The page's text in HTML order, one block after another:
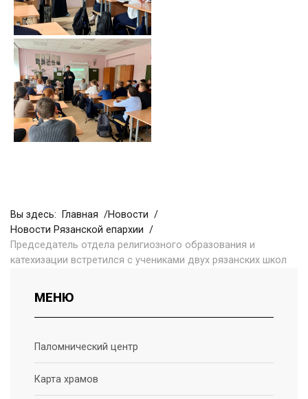
Вы здесь: Главная
Новости
Новости Рязанской епархии
Председатель отдела религиозного образования и
катехизации встретился с учениками двух рязанских школ
МЕНЮ
Паломнический центр
Карта храмов